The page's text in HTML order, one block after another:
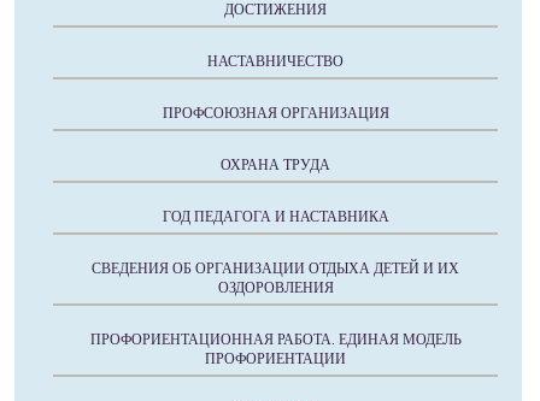
ДОСТИЖЕНИЯ
НАСТАВНИЧЕСТВО
ПРОФСОЮЗНАЯ ОРГАНИЗАЦИЯ
ОХРАНА ТРУДА
ГОД ПЕДАГОГА И НАСТАВНИКА
СВЕДЕНИЯ ОБ ОРГАНИЗАЦИИ ОТДЫХА ДЕТЕЙ И ИХ
ОЗДОРОВЛЕНИЯ
ПРОФОРИЕНТАЦИОННАЯ РАБОТА. ЕДИНАЯ МОДЕЛЬ
ПРОФОРИЕНТАЦИИ